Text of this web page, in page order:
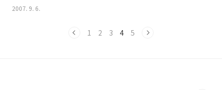
2007. 9. 6.
1 2 3 4 5